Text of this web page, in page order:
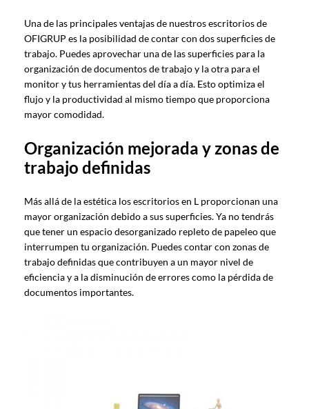
Una de las principales ventajas de nuestros escritorios de
OFIGRUP es la posibilidad de contar con dos superficies de
trabajo. Puedes aprovechar una de las superficies para la
organización de documentos de trabajo y la otra para el
monitor y tus herramientas del día a día. Esto optimiza el
flujo y la productividad al mismo tiempo que proporciona
mayor comodidad.
Organización mejorada y zonas de
trabajo definidas
Más allá de la estética los escritorios en L proporcionan una
mayor organización debido a sus superficies. Ya no tendrás
que tener un espacio desorganizado repleto de papeleo que
interrumpen tu organización. Puedes contar con zonas de
trabajo definidas que contribuyen a un mayor nivel de
eficiencia y a la disminución de errores como la pérdida de
documentos importantes.